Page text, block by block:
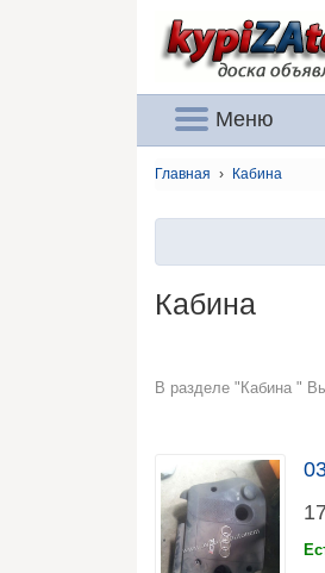
Меню
Главная › Кабина
Кабина
В разделе "Кабина "